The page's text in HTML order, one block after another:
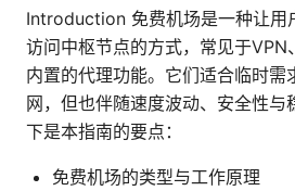
Introduction 免费机场是一种让用
访问中枢节点的方式，常见于VPN
内置的代理功能。它们适合临时需
网，但也伴随速度波动、安全性与
下是本指南的要点：
免费机场的类型与工作原理